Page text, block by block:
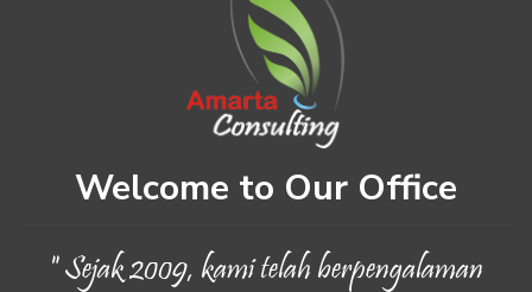
Welcome to Our Office
" Sejak 2009, kami telah berpengalaman